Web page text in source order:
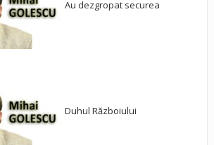
Au dezgropat securea
Duhul Războiului